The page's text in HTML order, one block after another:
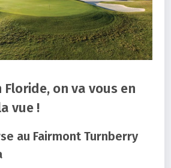
Floride, on va vous en
vue !
au Fairmont Turnberry